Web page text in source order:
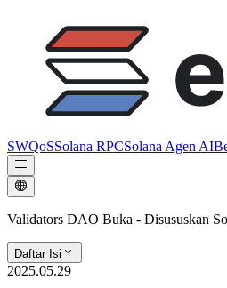
SWQoSSolana RPCSolana Agen AI
Validators DAO Buka - Disususkan
Daftar Isi
2025.05.29